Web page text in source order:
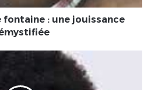
fontaine : une jouissance